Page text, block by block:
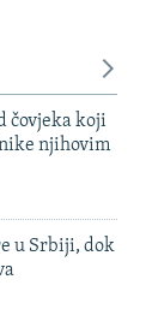
čovjeka koji
njihovim
u Srbiji, dok